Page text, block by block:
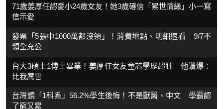
71歲姜厚任認愛小24歲女友！她3歲確信「累世情緣」小一寫
信示愛
發票「5張中1000萬都沒領」！消費地點、明細速看 9/7不
領全充公
台大3碩士1博士畢業！姜厚任女友童芯學歷超狂 他讚爆：
比我厲害
台灣讀「1科系」56.2%學生後悔！不是獸醫、中文 學霸認
了窮又累